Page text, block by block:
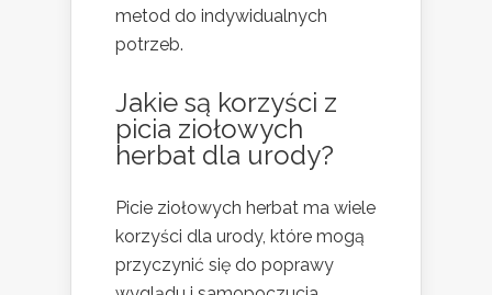
metod do indywidualnych
potrzeb.
Jakie są korzyści z
picia ziołowych
herbat dla urody?
Picie ziołowych herbat ma wiele
korzyści dla urody, które mogą
przyczynić się do poprawy